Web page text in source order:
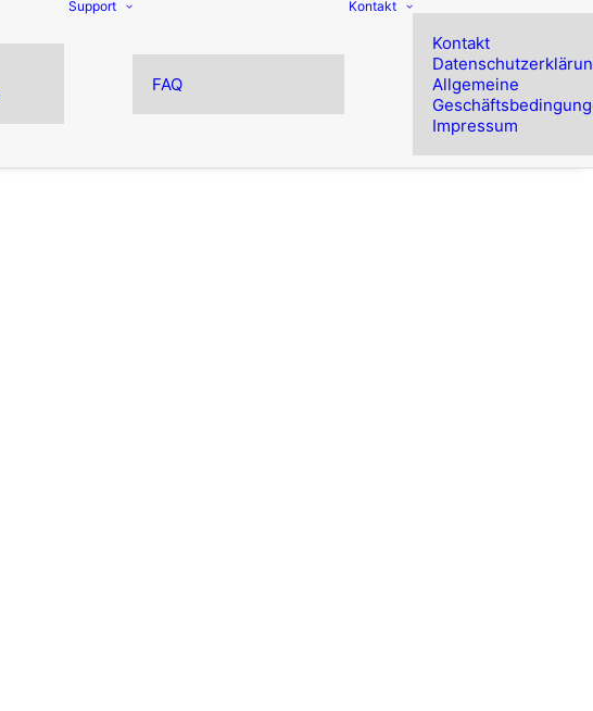
Support
FAQ
Kontakt
Kontakt
Allgemeine
Impressum